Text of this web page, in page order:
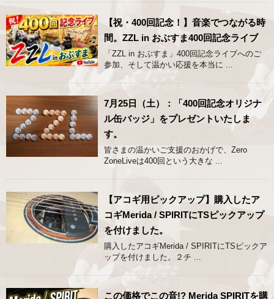
【祝・400回記念！】音楽でつながる時
間。ZZL in おぶすま400回記念ライブ
「ZZL in おぶすま」400回記念ライブへのご
参加、そして温かい応援を本当に ...
7月25日（土）：「400回記念オリジナ
ル缶バッジ」をプレゼントいたしま
す。
皆さまの温かいご支援のおかげで、Zero
ZoneLiveは400回という大きな ...
【アコギ用ピックアップ】購入したア
コギMerida / SPIRITにTSピックアップ
を付けました。
購入したアコギMerida / SPIRITにTSピックア
ップを付けました。２チ ...
この価格でこの音!? Merida SPIRITを購